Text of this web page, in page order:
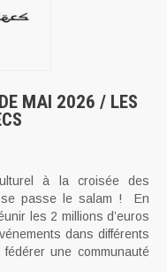
MAI 2026 / LES
à la croisée des
passe le salam ! En
les 2 millions d’euros
dans différents
une communauté